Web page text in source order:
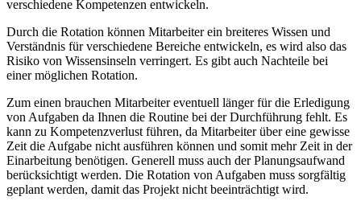
verschiedene Kompetenzen entwickeln.
Durch die Rotation können Mitarbeiter ein breiteres Wissen und
Verständnis für verschiedene Bereiche entwickeln, es wird also das
Risiko von Wissensinseln verringert. Es gibt auch Nachteile bei
einer möglichen Rotation.
Zum einen brauchen Mitarbeiter eventuell länger für die Erledigung
von Aufgaben da Ihnen die Routine bei der Durchführung fehlt. Es
kann zu Kompetenzverlust führen, da Mitarbeiter über eine gewisse
Zeit die Aufgabe nicht ausführen können und somit mehr Zeit in der
Einarbeitung benötigen. Generell muss auch der Planungsaufwand
berücksichtigt werden. Die Rotation von Aufgaben muss sorgfältig
geplant werden, damit das Projekt nicht beeinträchtigt wird.